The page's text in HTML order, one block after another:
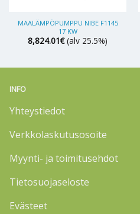
MAALÄMPÖPUMPPU NIBE F1145
17 KW
8,824.01€ (alv 25.5%)
INFO
Yhteystiedot
Verkkolaskutusosoite
Myynti- ja toimitusehdot
Tietosuojaseloste
Evästeet